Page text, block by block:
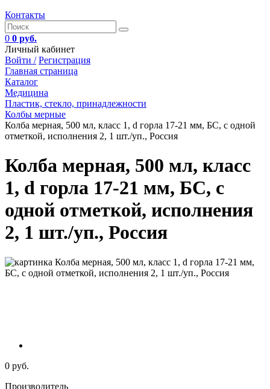
Контакты
0 0 руб.
Личный кабинет
Войти / Регистрация
Главная страница
Каталог
Медицина
Пластик, стекло, принадлежности
Колбы мерные
Колба мерная, 500 мл, класс 1, d горла 17-21 мм, БС, с одной
отметкой, исполнения 2, 1 шт./уп., Россия
Колба мерная, 500 мл, класс
1, d горла 17-21 мм, БС, с
одной отметкой, исполнения
2, 1 шт./уп., Россия
0 руб.
Производитель